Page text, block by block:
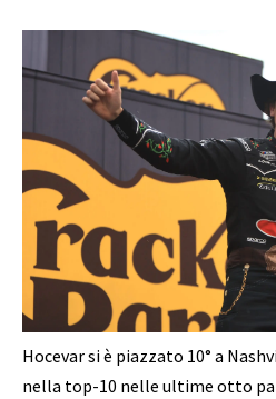
Hocevar si è piazzato 10° a
nella top-10 nelle ultime otto